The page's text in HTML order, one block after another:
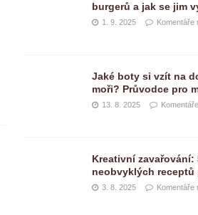
burgerů a jak se jim
1. 9. 2025 Komentáře
Jaké boty si vzít na
moři? Průvodce pro
13. 8. 2025
Kreativní zavařování:
neobvyklých receptů
3. 8. 2025 Komentáře